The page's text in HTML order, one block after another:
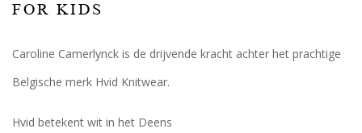
FOR KIDS
Caroline Camerlynck is de drijvende kracht achter het prachtige
Belgische merk Hvid Knitwear.
Hvid betekent wit in het Deens